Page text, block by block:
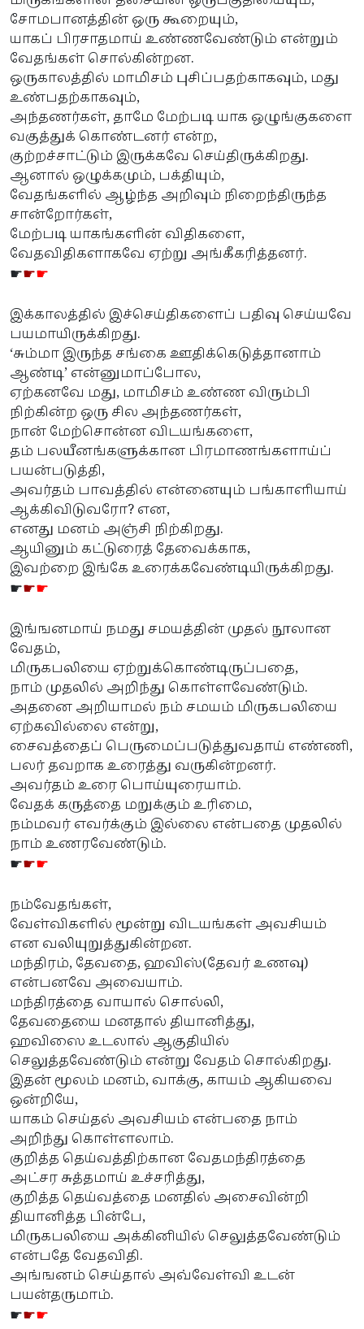
சோமபானத்தின் ஒரு கூறையும்,
யாகப் பிரசாதமாய் உண்ணவேண்டும் என்றும்
வேதங்கள் சொல்கின்றன.
ஒருகாலத்தில் மாமிசம் புசிப்பதற்காகவும், மது
உண்பதற்காகவும்,
அந்தணர்கள், தாமே மேற்படி யாக ஒழுங்குகளை
வகுத்துக் கொண்டனர் என்ற,
குற்றச்சாட்டும் இருக்கவே செய்திருக்கிறது.
ஆனால் ஒழுக்கமும், பக்தியும்,
வேதங்களில் ஆழ்ந்த அறிவும் நிறைந்திருந்த
சான்றோர்கள்,
மேற்படி யாகங்களின் விதிகளை,
வேதவிதிகளாகவே ஏற்று அங்கீகரித்தனர்.
☛☛☛
இக்காலத்தில் இச்செய்திகளைப் பதிவு செய்யவே
பயமாயிருக்கிறது.
‘சும்மா இருந்த சங்கை ஊதிக்கெடுத்தானாம்
ஆண்டி’ என்னுமாப்போல,
ஏற்கனவே மது, மாமிசம் உண்ண விரும்பி
நிற்கின்ற ஒரு சில அந்தணர்கள்,
நான் மேற்சொன்ன விடயங்களை,
தம் பலயீனங்களுக்கான பிரமாணங்களாய்ப்
பயன்படுத்தி,
அவர்தம் பாவத்தில் என்னையும் பங்காளியாய்
ஆக்கிவிடுவரோ? என,
எனது மனம் அஞ்சி நிற்கிறது.
ஆயினும் கட்டுரைத் தேவைக்காக,
இவற்றை இங்கே உரைக்கவேண்டியிருக்கிறது.
☛☛☛
இங்ஙனமாய் நமது சமயத்தின் முதல் நூலான
வேதம்,
மிருகபலியை ஏற்றுக்கொண்டிருப்பதை,
நாம் முதலில் அறிந்து கொள்ளவேண்டும்.
அதனை அறியாமல் நம் சமயம் மிருகபலியை
ஏற்கவில்லை என்று,
சைவத்தைப் பெருமைப்படுத்துவதாய் எண்ணி,
பலர் தவறாக உரைத்து வருகின்றனர்.
அவர்தம் உரை பொய்யுரையாம்.
வேதக் கருத்தை மறுக்கும் உரிமை,
நம்மவர் எவர்க்கும் இல்லை என்பதை முதலில்
நாம் உணரவேண்டும்.
☛☛☛
நம்வேதங்கள்,
வேள்விகளில் மூன்று விடயங்கள் அவசியம்
என வலியுறுத்துகின்றன.
மந்திரம், தேவதை, ஹவிஸ்(தேவர் உணவு)
என்பனவே அவையாம்.
மந்திரத்தை வாயால் சொல்லி,
தேவதையை மனதால் தியானித்து,
ஹவிஸை உடலால் ஆகுதியில்
செலுத்தவேண்டும் என்று வேதம் சொல்கிறது.
இதன் மூலம் மனம், வாக்கு, காயம் ஆகியவை
ஒன்றியே,
யாகம் செய்தல் அவசியம் என்பதை நாம்
அறிந்து கொள்ளலாம்.
குறித்த தெய்வத்திற்கான வேதமந்திரத்தை
அட்சர சுத்தமாய் உச்சரித்து,
குறித்த தெய்வத்தை மனதில் அசைவின்றி
தியானித்த பின்பே,
மிருகபலியை அக்கினியில் செலுத்தவேண்டும்
என்பதே வேதவிதி.
அங்ஙனம் செய்தால் அவ்வேள்வி உடன்
பயன்தருமாம்.
☛☛☛